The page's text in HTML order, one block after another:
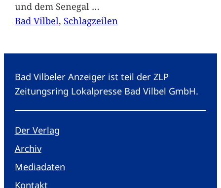
und dem Senegal …
Bad Vilbel, Schlagzeilen
Bad Vilbeler Anzeiger ist teil der ZLP
Zeitungsring Lokalpresse Bad Vilbel GmbH.
Der Verlag
Archiv
Mediadaten
Kontakt